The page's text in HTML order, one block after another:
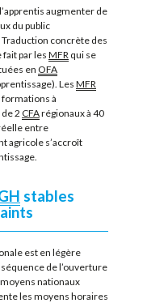
augmenter de
du public
Traduction concrète des
par les MFR qui se
en OFA
Les MFR
formations à
2 CFArégionaux à 40
entre
agricole s’accroît
stables
est en légère
de l’ouverture
moyens nationaux
les moyens horaires